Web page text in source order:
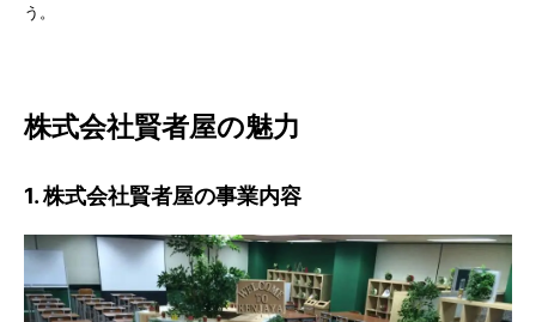
う。
株式会社賢者屋の魅力
1. 株式会社賢者屋の事業内容